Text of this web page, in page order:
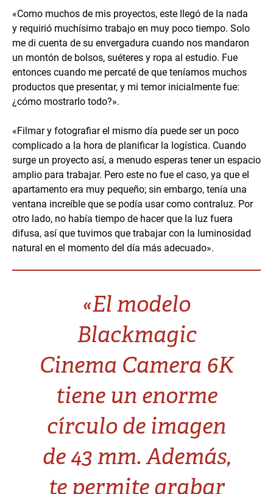
«Como muchos de mis proyectos, este llegó de la nada
y requirió muchísimo trabajo en muy poco tiempo. Solo
me di cuenta de su envergadura cuando nos mandaron
un montón de bolsos, suéteres y ropa al estudio. Fue
entonces cuando me percaté de que teníamos muchos
productos que presentar, y mi temor inicialmente fue:
¿cómo mostrarlo todo?».
«Filmar y fotografiar el mismo día puede ser un poco
complicado a la hora de planificar la logística. Cuando
surge un proyecto así, a menudo esperas tener un espacio
amplio para trabajar. Pero este no fue el caso, ya que el
apartamento era muy pequeño; sin embargo, tenía una
ventana increíble que se podía usar como contraluz. Por
otro lado, no había tiempo de hacer que la luz fuera
difusa, así que tuvimos que trabajar con la luminosidad
natural en el momento del día más adecuado».
«El modelo
Blackmagic
Cinema Camera 6K
tiene un enorme
círculo de imagen
de 43 mm. Además,
te permite grabar